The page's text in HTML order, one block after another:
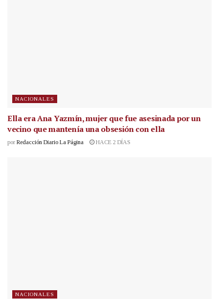
NACIONALES
Ella era Ana Yazmín, mujer que fue asesinada por un
vecino que mantenía una obsesión con ella
por Redacción Diario La Página HACE 2 DÍAS
NACIONALES